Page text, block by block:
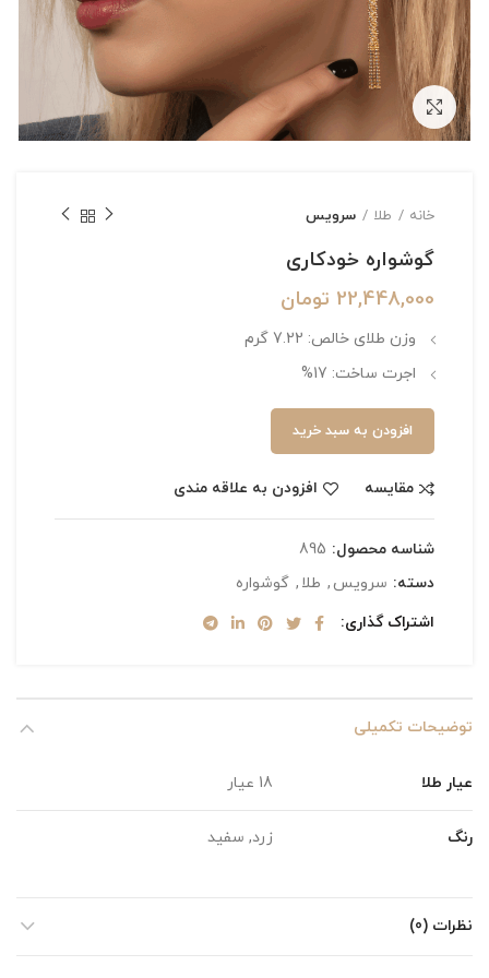
بزرگنمایی تصویر
خانه طلا سرویس
گوشواره خودکاری
22,448,000 تومان
وزن طلای خالص: 7.22 گرم
اجرت ساخت: 17%
افزودن به سبد خرید
مقایسه افزودن به علاقه مندی
شناسه محصول: 895
دسته: سرویس , طلا , گوشواره
اشتراک گذاری
توضیحات تکمیلی
عیار طلا 18 عیار
رنگ زرد, سفید
نظرات (0)